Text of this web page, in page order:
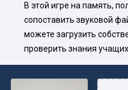
В этой игре на память,
сопоставить звуковой
можете загрузить
проверить знания